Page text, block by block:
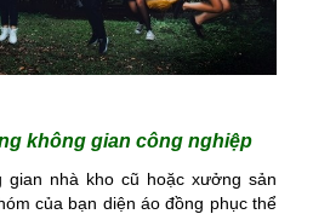
không gian công nghiệp
nhà kho cũ hoặc xưởng sản
của bạn diện áo đồng phục thể